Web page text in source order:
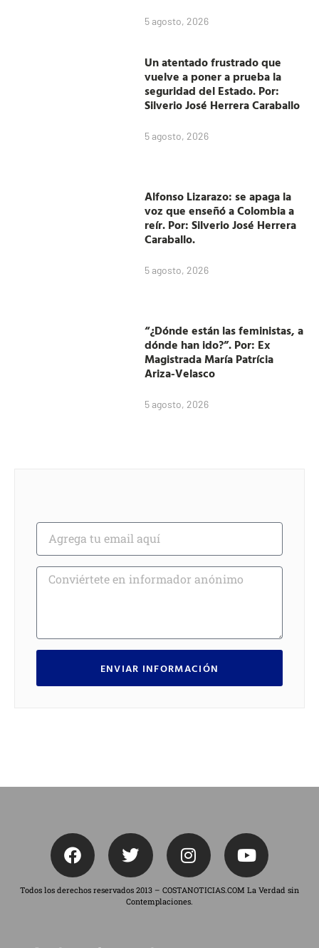
5 agosto, 2026
Un atentado frustrado que
vuelve a poner a prueba la
seguridad del Estado. Por:
Silverio José Herrera Caraballo
5 agosto, 2026
Alfonso Lizarazo: se apaga la
voz que enseñó a Colombia a
reír. Por: Silverio José Herrera
Caraballo.
5 agosto, 2026
“¿Dónde están las feministas, a
dónde han ido?”. Por: Ex
Magistrada María Patrícia
Ariza-Velasco
5 agosto, 2026
ENVIAR INFORMACIÓN
Todos los derechos reservados 2013 – COSTANOTICIAS.COM La Verdad sin
Contemplaciones.